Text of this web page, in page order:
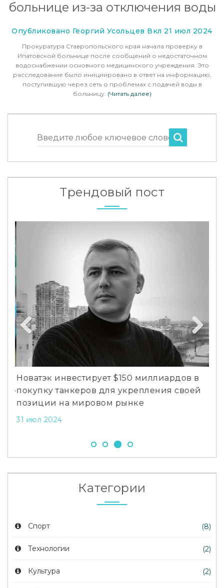
больнице из-за отключения воды
Опубликовано Георгий Усольцев Вкл 21 июл 2024
Прокуратура Ставропольского края начала проверку в
Ипатовской больнице после сообщений о недостаточном
водоснабжении основного медицинского учреждения. Это
расследование было инициировано в ответ на информацию,
поступившую через сеть о проблемах с подачей воды в
больницу. (Читать далее)
Введите любое ключевое слово
Трендовый пост
Новатэк инвестирует $150 миллиардов в
покупку танкеров для укрепления своей
позиции на мировом рынке
31 июл 2024
Previous Next
Категории
Спорт (8)
Технологии (2)
Культура (2)